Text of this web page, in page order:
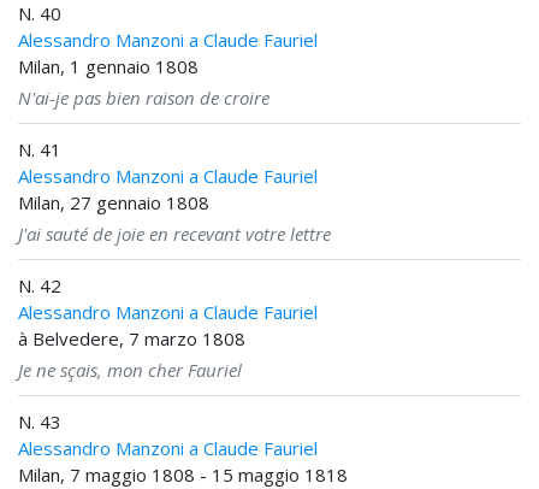
N. 40
Alessandro Manzoni a Claude Fauriel
Milan, 1 gennaio 1808
N'ai-je pas bien raison de croire
N. 41
Alessandro Manzoni a Claude Fauriel
Milan, 27 gennaio 1808
J'ai sauté de joie en recevant votre lettre
N. 42
Alessandro Manzoni a Claude Fauriel
à Belvedere, 7 marzo 1808
Je ne sçais, mon cher Fauriel
N. 43
Alessandro Manzoni a Claude Fauriel
Milan, 7 maggio 1808 - 15 maggio 1818